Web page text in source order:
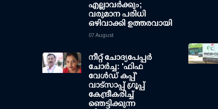
എല്ലാവര്‍ക്കും;
വരുമാന പരിധി
ഒഴിവാക്കി ഉത്തരവായി
07 August
നീറ്റ് ചോദ്യപേപ്പര്‍
ചോര്‍ച്ച: 'ഫിഫ
വേള്‍ഡ് കപ്പ്'
വാട്സാപ്പ് ഗ്രൂപ്പ്
കേന്ദ്രീകരിച്ച്
ഞെട്ടിക്കുന്ന